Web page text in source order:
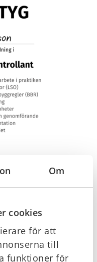
Om
cookies
för att
till
funktioner för